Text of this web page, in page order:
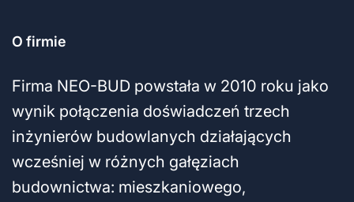
O firmie
Firma NEO-BUD powstała w 2010 roku jako
wynik połączenia doświadczeń trzech
inżynierów budowlanych działających
wcześniej w różnych gałęziach
budownictwa: mieszkaniowego,